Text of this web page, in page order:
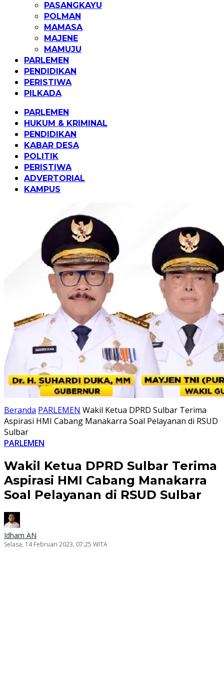
PASANGKAYU
POLMAN
MAMASA
MAJENE
MAMUJU
PARLEMEN
PENDIDIKAN
PERISTIWA
PILKADA
PARLEMEN
HUKUM & KRIMINAL
PENDIDIKAN
KABAR DESA
POLITIK
PERISTIWA
ADVERTORIAL
KAMPUS
Beranda PARLEMEN Wakil Ketua DPRD Sulbar Terima
Aspirasi HMI Cabang Manakarra Soal Pelayanan di RSUD
Sulbar
PARLEMEN
Wakil Ketua DPRD Sulbar Terima
Aspirasi HMI Cabang Manakarra
Soal Pelayanan di RSUD Sulbar
Idham AN
Selasa, 14 Februari 2023, 07:25 WITA